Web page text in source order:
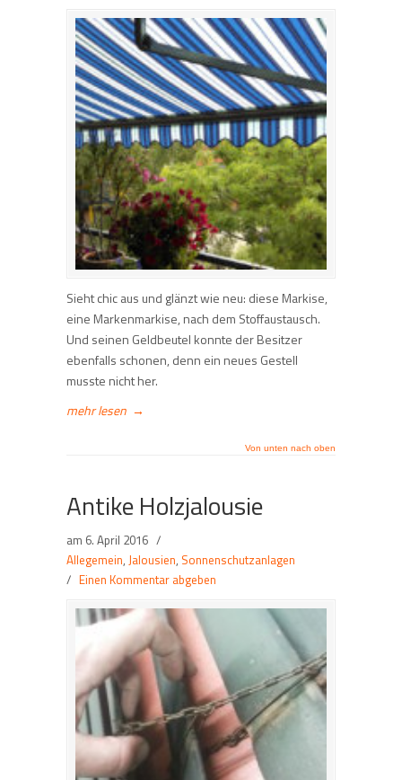
Sieht chic aus und glänzt wie neu: diese Markise,
eine Markenmarkise, nach dem Stoffaustausch.
Und seinen Geldbeutel konnte der Besitzer
ebenfalls schonen, denn ein neues Gestell
musste nicht her.
mehr lesen →
Von unten nach oben
Antike Holzjalousie
am 6. April 2016 /
Allegemein, Jalousien, Sonnenschutzanlagen
/ Einen Kommentar abgeben